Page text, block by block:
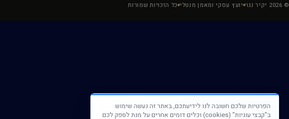
הפרטיות שלכם חשובה לנו לידיעתכם, באתר זה נעשה שימוש
ב"קבצי עוגיות" (cookies) וכלים דומים אחרים על מנת לספק לכם
© 2026 יקיר נגר יועץ עסקי ומאמן מנטלי כל הזכויות שמורות